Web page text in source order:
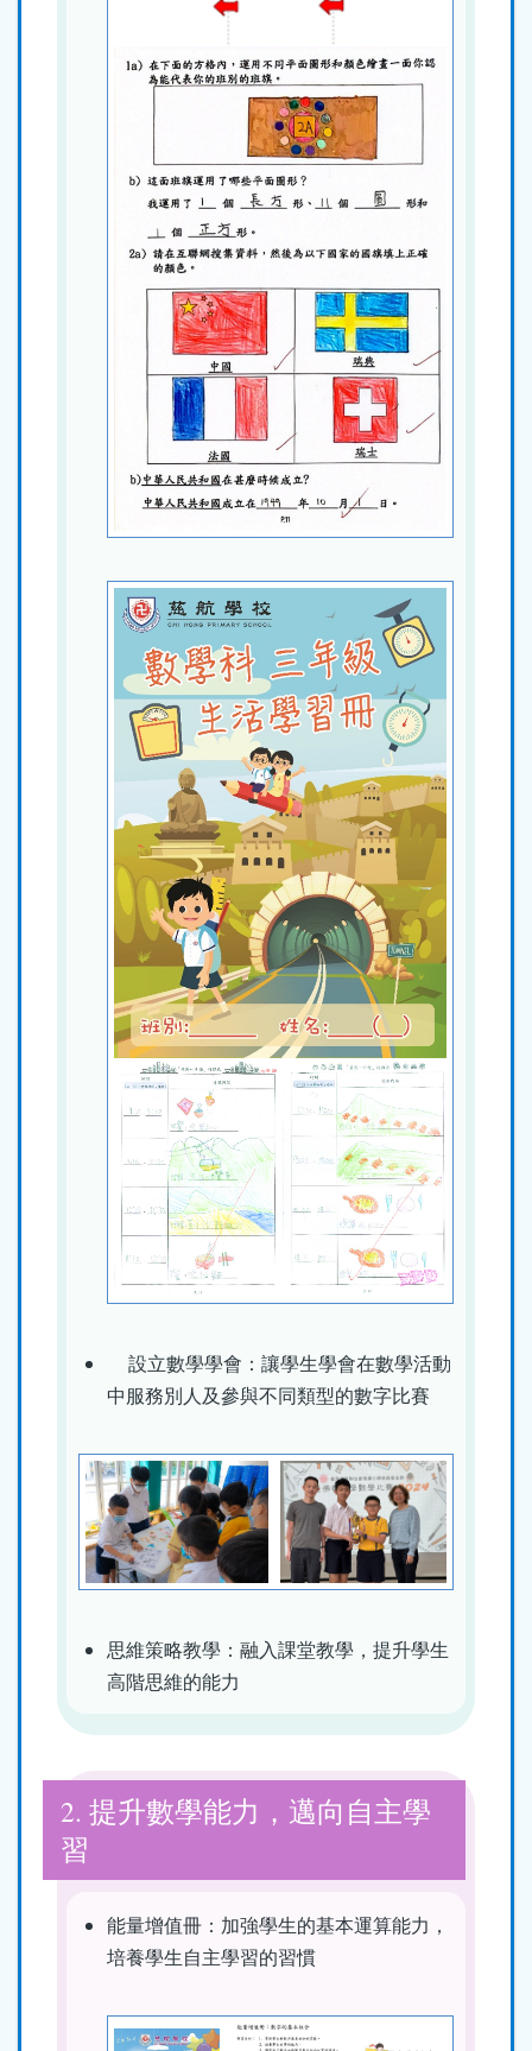
設立數學學會：讓學生學會在數學活動
中服務別人及參與不同類型的數字比賽
思維策略教學：融入課堂教學，提升學生
高階思維的能力
2. 提升數學能力，邁向自主學
習
能量增值冊：加強學生的基本運算能力，
培養學生自主學習的習慣